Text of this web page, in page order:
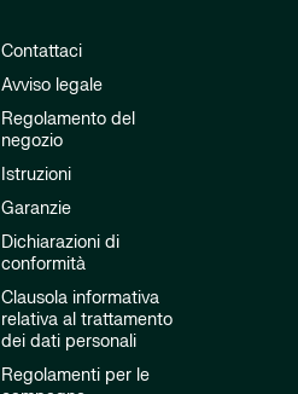
Contattaci
Avviso legale
Regolamento del
negozio
Istruzioni
Garanzie
Dichiarazioni di
conformità
Clausola informativa
relativa al trattamento
dei dati personali
Regolamenti per le